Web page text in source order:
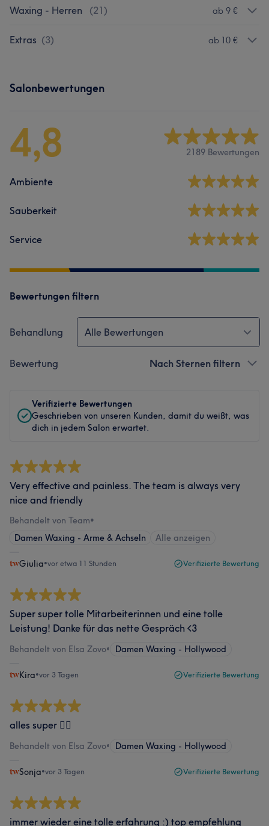
Waxing - Herren (21) ab 9 €
Extras (3) ab 10 €
Salonbewertungen
4,8 2189 Bewertungen
Ambiente
Sauberkeit
Service
Bewertungen filtern
Behandlung Alle Bewertungen
Bewertung Nach Sternen filtern
Verifizierte Bewertungen
Geschrieben von unseren Kunden, damit du weißt, was
dich in jedem Salon erwartet.
Very effective and painless. The team is always very
nice and friendly
Behandelt von Team•
Damen Waxing - Arme & Achseln
Alle anzeigen
Giulia•vor etwa 11 Stunden Verifizierte Bewertung
Super super tolle Mitarbeiterinnen und eine tolle
Leistung! Danke für das nette Gespräch <3
Behandelt von Elsa Zovo• Damen Waxing - Hollywood
Kira•vor 3 Tagen Verifizierte Bewertung
alles super 👌🏽
Behandelt von Elsa Zovo• Damen Waxing - Hollywood
Sonja•vor 3 Tagen Verifizierte Bewertung
immer wieder eine tolle erfahrung :) top empfehlung